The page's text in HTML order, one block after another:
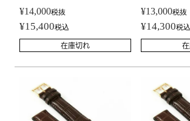
¥14,000税抜
¥15,400税込
在庫切れ
¥13,000税抜
¥14,300税込